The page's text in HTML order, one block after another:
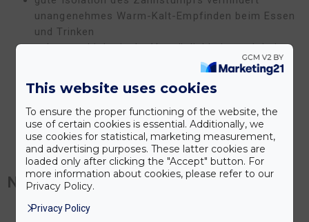
unangenehmes Warm-Kalt-Empfinden beim Essen
und Trinken
sehr gute biologische Verträglichkeit, auch keine
Wechselwirkung mit anderen in der Mundhöhle
vorhandenen Metallen (bspw. Plomben),
allergieneutral
ermöglicht neben einzelnen Kronen auch
mehrgliedrige Brückenkonstruktionen
keine Bildung von dunklen Zahnrändern
hohe Festigkeit und lange Lebensdauer
Nachteile:
erhöhter Aufwand bei Herstellung und Einsetzen
This website uses cookies
To ensure the proper functioning of the website, the
use of certain cookies is essential. Additionally, we
use cookies for statistical, marketing measurement,
and advertising purposes. These latter cookies are
loaded only after clicking the "Accept" button. For
more information about cookies, please refer to our
Privacy Policy.
Privacy Policy